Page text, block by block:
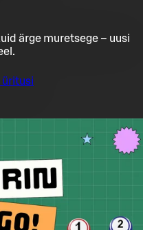
ärge muretsege – uusi
üritusi